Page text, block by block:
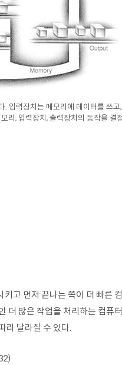
입력장치는 메모리에 데이터를 쓰
모리, 입력장치, 출력장치의 동작을 결
고 먼저 끝나는 쪽이 더 빠른
더 많은 작업을 처리하는 컴퓨
라 달라질 수 있다.